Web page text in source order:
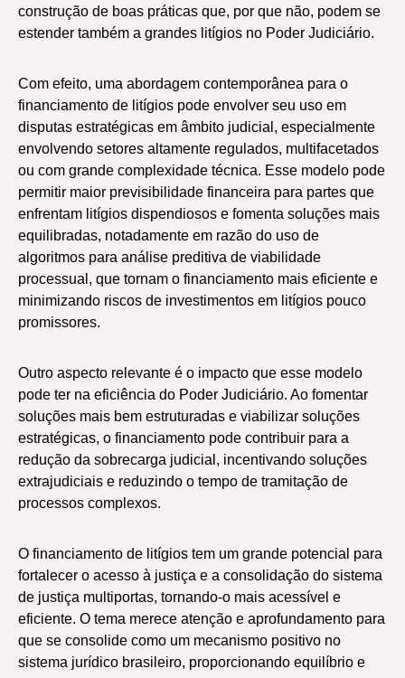
construção de boas práticas que, por que não, podem se
estender também a grandes litígios no Poder Judiciário.
Com efeito, uma abordagem contemporânea para o
financiamento de litígios pode envolver seu uso em
disputas estratégicas em âmbito judicial, especialmente
envolvendo setores altamente regulados, multifacetados
ou com grande complexidade técnica. Esse modelo pode
permitir maior previsibilidade financeira para partes que
enfrentam litígios dispendiosos e fomenta soluções mais
equilibradas, notadamente em razão do uso de
algoritmos para análise preditiva de viabilidade
processual, que tornam o financiamento mais eficiente e
minimizando riscos de investimentos em litígios pouco
promissores.
Outro aspecto relevante é o impacto que esse modelo
pode ter na eficiência do Poder Judiciário. Ao fomentar
soluções mais bem estruturadas e viabilizar soluções
estratégicas, o financiamento pode contribuir para a
redução da sobrecarga judicial, incentivando soluções
extrajudiciais e reduzindo o tempo de tramitação de
processos complexos.
O financiamento de litígios tem um grande potencial para
fortalecer o acesso à justiça e a consolidação do sistema
de justiça multiportas, tornando-o mais acessível e
eficiente. O tema merece atenção e aprofundamento para
que se consolide como um mecanismo positivo no
sistema jurídico brasileiro, proporcionando equilíbrio e